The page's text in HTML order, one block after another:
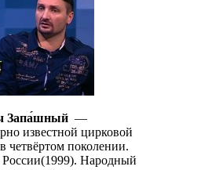
Запа́шный —
известной цирковой
четвёртом поколении.
Народный